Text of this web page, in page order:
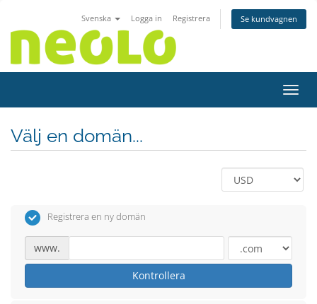
Svenska Logga in Registrera Se kundvagnen
Välj en domän...
Registrera en ny domän
www.
Kontrollera